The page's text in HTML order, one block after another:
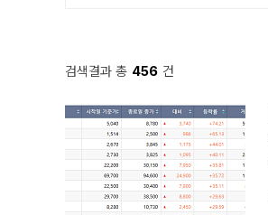
검색결과 총 456 건